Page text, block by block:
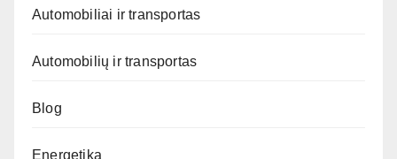
Automobiliai ir transportas
Automobilių ir transportas
Blog
Energetika